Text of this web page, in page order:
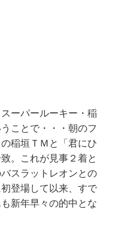
ーパールーキー・稲
ことで・・・朝のフ
稲垣ＴＭと「君にひ
。これが見事２着と
スラットレオンとの
登場して以来、すで
新年早々の的中とな